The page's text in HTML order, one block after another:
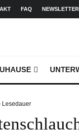
FAQ NEWSLETTER
Lesedauer